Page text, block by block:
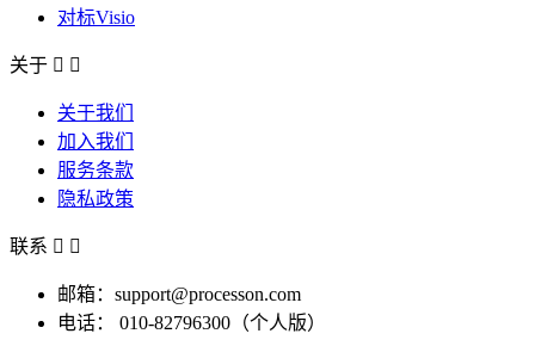
对标Visio
关于  
关于我们
加入我们
服务条款
隐私政策
联系  
邮箱：support@processon.com
电话：
010-82796300（个人版）